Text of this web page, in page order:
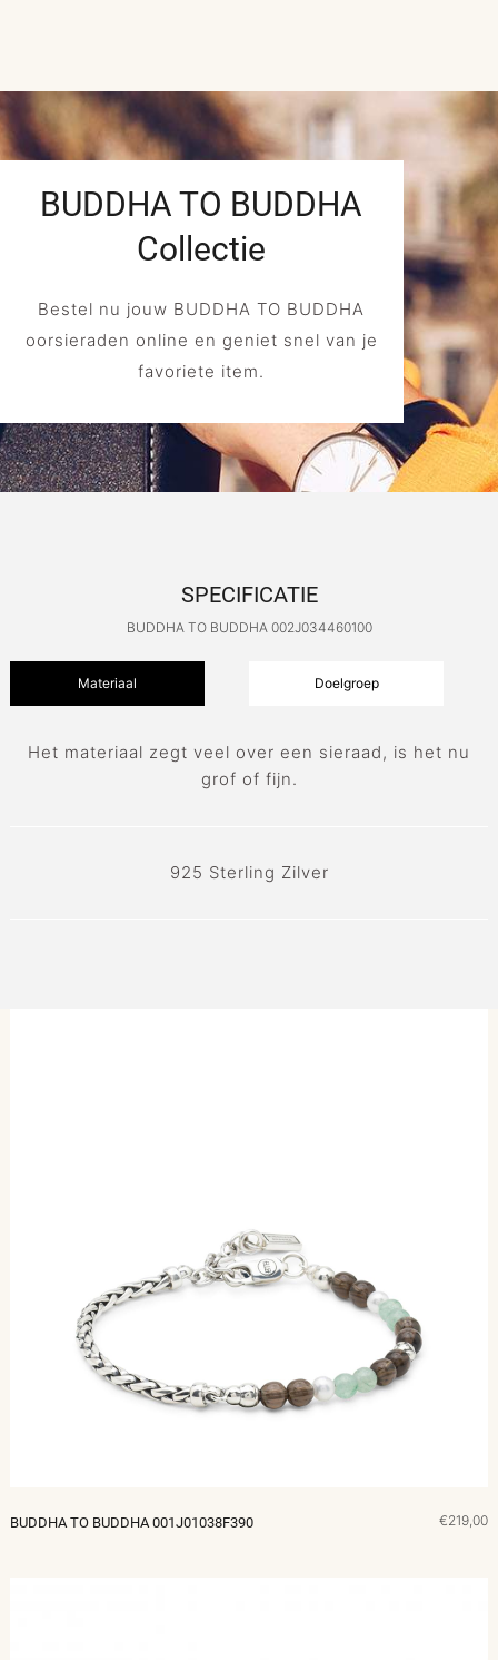
BUDDHA TO BUDDHA
Collectie
Bestel nu jouw BUDDHA TO BUDDHA
oorsieraden online en geniet snel van je
favoriete item.
SPECIFICATIE
BUDDHA TO BUDDHA 002J034460100
Materiaal Doelgroep
Het materiaal zegt veel over een sieraad, is het nu
grof of fijn.
925 Sterling Zilver
BUDDHA TO BUDDHA 001J01038F390 €219,00